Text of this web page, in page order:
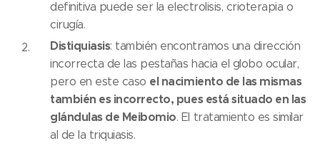
definitiva puede ser la electrolisis, crioterapia o
cirugía.
Distiquiasis: también encontramos una dirección
incorrecta de las pestañas hacia el globo ocular,
pero en este caso el nacimiento de las mismas
también es incorrecto, pues está situado en las
glándulas de Meibomio. El tratamiento es similar
al de la triquiasis.